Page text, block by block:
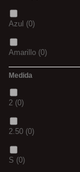
Azul (0)
Amarillo (0)
(0)
(0)
BLACK & RED
Medida
2 (0)
2.50 (0)
S (0)